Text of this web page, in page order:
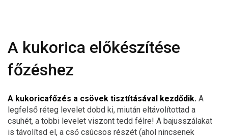
A kukorica előkészítése
főzéshez
A kukoricafőzés a csövek tisztításával kezdődik. A
legfelső réteg levelet dobd ki, miután eltávolítottad a
csuhét, a többi levelet viszont tedd félre! A bajusszálakat
is távolítsd el, a cső csúcsos részét (ahol nincsenek